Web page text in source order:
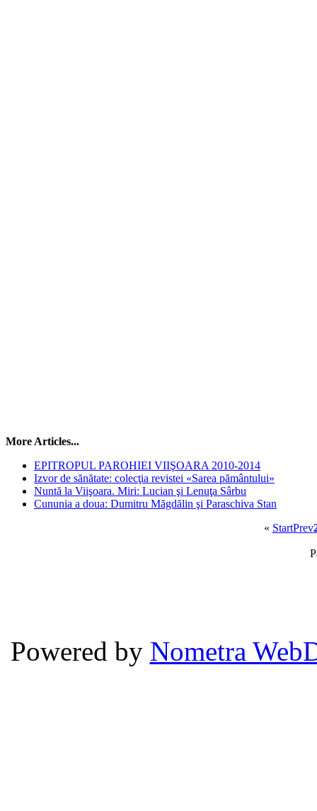
More Articles...
EPITROPUL PAROHIEI VIIŞOARA 2010-2014
Izvor de sănătate: colecţia revistei «Sarea pământului»
Nuntă la Viişoara. Miri: Lucian şi Lenuţa Sârbu
Cununia a doua: Dumitru Măgdălin şi Paraschiva Stan
« StartPrev
Powered by Nometra